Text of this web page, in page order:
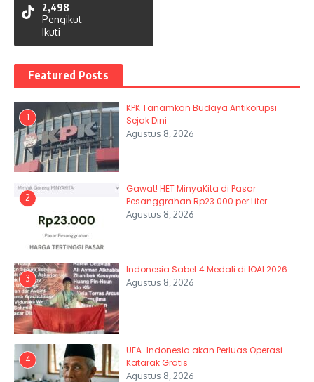
2,498
Pengikut
Ikuti
Featured Posts
1
KPK Tanamkan Budaya Antikorupsi
Sejak Dini
Agustus 8, 2026
2
Gawat! HET MinyaKita di Pasar
Pesanggrahan Rp23.000 per Liter
Agustus 8, 2026
3
Indonesia Sabet 4 Medali di IOAI 2026
Agustus 8, 2026
4
UEA-Indonesia akan Perluas Operasi
Katarak Gratis
Agustus 8, 2026